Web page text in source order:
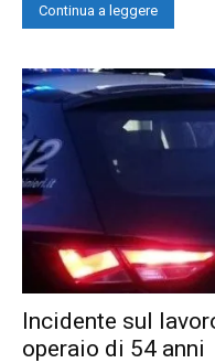
Continua a leggere
Incidente sul
operaio di 54 anni